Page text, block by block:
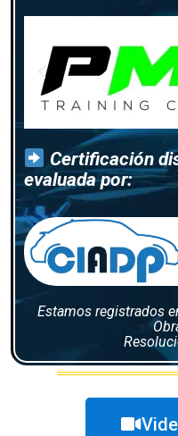
Certificación
evaluada por:
Estamos registrados